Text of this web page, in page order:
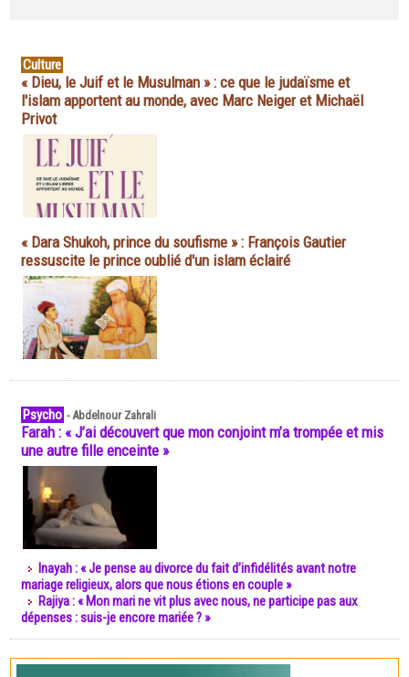
Culture
« Dieu, le Juif et le Musulman » : ce que le judaïsme et
l'islam apportent au monde, avec Marc Neiger et Michaël
Privot
« Dara Shukoh, prince du soufisme » : François Gautier
ressuscite le prince oublié d'un islam éclairé
Psycho -Abdelnour Zahrali
Farah : « J’ai découvert que mon conjoint m’a trompée et mis
une autre fille enceinte »
Inayah : « Je pense au divorce du fait d’infidélités avant notre
mariage religieux, alors que nous étions en couple »
Rajiya : « Mon mari ne vit plus avec nous, ne participe pas aux
dépenses : suis-je encore mariée ? »